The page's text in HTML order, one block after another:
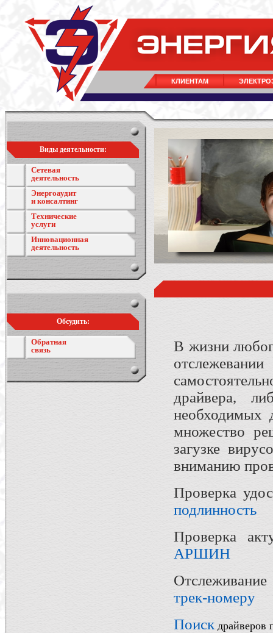
КЛИЕНТАМ
Виды деятельности:
Сетевая
деятельность
Энергоаудит
и консалтинг
Технические
услуги
Инновационная
деятельность
Обсудить:
Обратная
связь
В жизни
драйвера,
необходимых
множество
загузке
вниманию
Проверка
подлинность
Проверка
АРШИН
трек-номеру
Поискдрайверов